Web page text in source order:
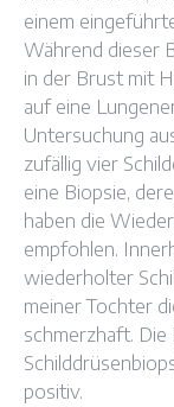
einem
Während dieser
in der Brust mit
auf eine
Untersuchung
zufällig vier
eine Biopsie,
haben die
empfohlen.
wiederholter
meiner Tochter
schmerzhaft.
positiv.